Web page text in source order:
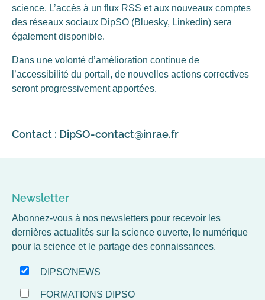
science. L’accès à un flux RSS et aux nouveaux comptes
des réseaux sociaux DipSO (Bluesky, Linkedin) sera
également disponible.
Dans une volonté d’amélioration continue de
l’accessibilité du portail, de nouvelles actions correctives
seront progressivement apportées.
Contact : DipSO-contact@inrae.fr
Newsletter
Abonnez-vous à nos newsletters pour recevoir les
dernières actualités sur la science ouverte, le numérique
pour la science et le partage des connaissances.
DIPSO'NEWS
FORMATIONS DIPSO